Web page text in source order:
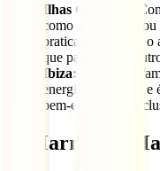
Ilhas Canárias:
como
ou
praticar ao ar livre o
que parecem de
Ibiza: Esquece a
energia magnética e
bem-estar mais
7. Marrocos: